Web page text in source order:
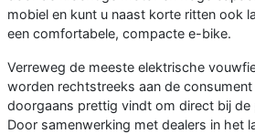
mobiel en kunt u naast korte ritten ook
een comfortabele, compacte e-bike.
Verreweg de meeste elektrische
worden rechtstreeks aan de
doorgaans prettig vindt om direct bij de
Door samenwerking met dealers in het